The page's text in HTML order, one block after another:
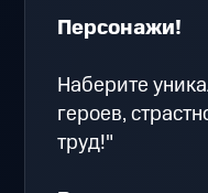
Персонажи!
Наберите
героев,
труд!"